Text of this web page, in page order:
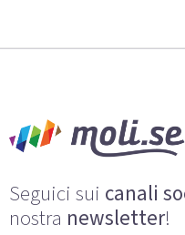
Seguici sui canali
nostra newsletter!